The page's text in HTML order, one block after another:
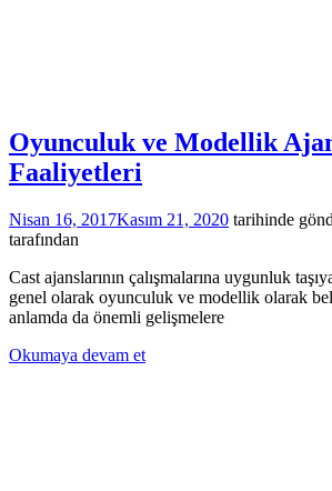
Oyunculuk ve Modellik
Faaliyetleri
Nisan 16, 2017Kasım 21, 2020 tarihinde
tarafından
Cast ajanslarının çalışmalarına uygunluk
genel olarak oyunculuk ve modellik olarak
anlamda da önemli gelişmelere
Okumaya devam et